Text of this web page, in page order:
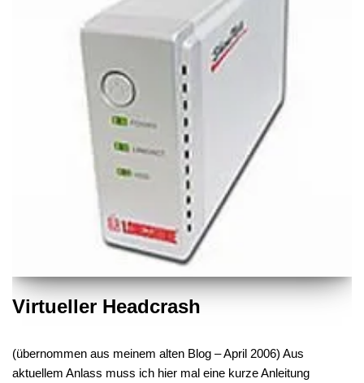
Virtueller Headcrash
(übernommen aus meinem alten Blog – April 2006) Aus
aktuellem Anlass muss ich hier mal eine kurze Anleitung